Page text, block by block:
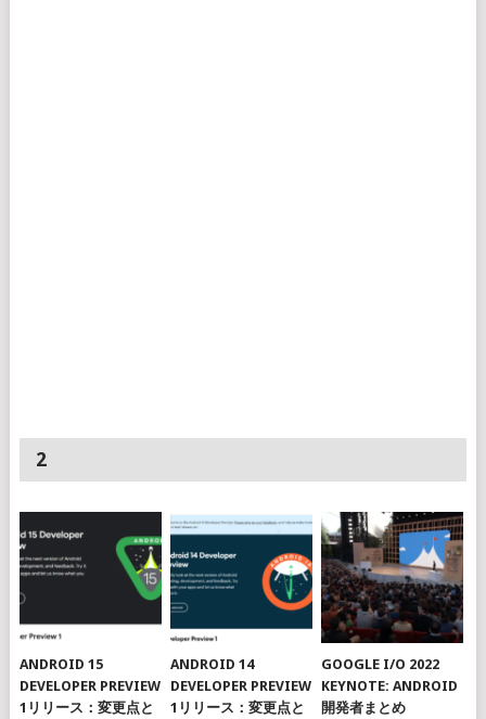
2
ANDROID 15
DEVELOPER PREVIEW
1リリース：変更点と
ANDROID 14
DEVELOPER PREVIEW
1リリース：変更点と
GOOGLE I/O 2022
KEYNOTE: ANDROID
開発者まとめ